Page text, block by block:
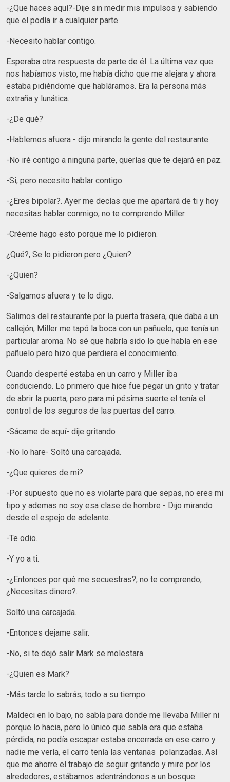
-¿Que haces aquí?-Dije sin medir mis impulsos y sabiendo
que el podía ir a cualquier parte.
-Necesito hablar contigo.
Esperaba otra respuesta de parte de él. La última vez que
nos habíamos visto, me había dicho que me alejara y ahora
estaba pidiéndome que habláramos. Era la persona más
extraña y lunática.
-¿De qué?
-Hablemos afuera - dijo mirando la gente del restaurante.
-No iré contigo a ninguna parte, querías que te dejará en paz.
-Si, pero necesito hablar contigo.
-¿Eres bipolar?. Ayer me decías que me apartará de ti y hoy
necesitas hablar conmigo, no te comprendo Miller.
-Créeme hago esto porque me lo pidieron.
¿Qué?, Se lo pidieron pero ¿Quien?
-¿Quien?
-Salgamos afuera y te lo digo.
Salimos del restaurante por la puerta trasera, que daba a un
callejón, Miller me tapó la boca con un pañuelo, que tenía un
particular aroma. No sé que habría sido lo que había en ese
pañuelo pero hizo que perdiera el conocimiento.
Cuando desperté estaba en un carro y Miller iba
conduciendo. Lo primero que hice fue pegar un grito y tratar
de abrir la puerta, pero para mi pésima suerte el tenía el
control de los seguros de las puertas del carro.
-Sácame de aquí- dije gritando
-No lo hare- Soltó una carcajada.
-¿Que quieres de mi?
-Por supuesto que no es violarte para que sepas, no eres mi
tipo y ademas no soy esa clase de hombre - Dijo mirando
desde el espejo de adelante.
-Te odio.
-Y yo a ti.
-¿Entonces por qué me secuestras?, no te comprendo,
¿Necesitas dinero?.
Soltó una carcajada.
-Entonces dejame salir.
-No, si te dejó salir Mark se molestara.
-¿Quien es Mark?
-Más tarde lo sabrás, todo a su tiempo.
Maldeci en lo bajo, no sabía para donde me llevaba Miller ni
porque lo hacia, pero lo único que sabía era que estaba
pérdida, no podía escapar estaba encerrada en ese carro y
nadie me vería, el carro tenía las ventanas polarizadas. Así
que me ahorre el trabajo de seguir gritando y mire por los
alrededores, estábamos adentrándonos a un bosque.